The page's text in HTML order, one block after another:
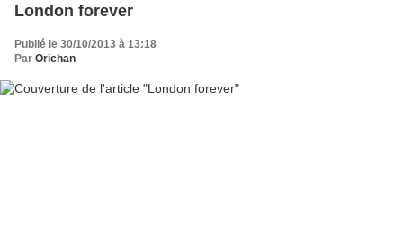
London forever
Publié le 30/10/2013 à 13:18
Par Orichan